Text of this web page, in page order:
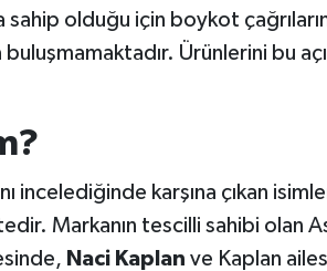
olduğu için boykot
Ürünlerini bu
incelediğinde karşına çıkan
Markanın tescilli sahibi olan
Naci Kaplan ve Kaplan